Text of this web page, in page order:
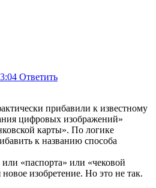
Ответить
прибавили к известному
цифровых изображений»
карты». По логике
к названию способа
или «паспорта» или «чековой
изобретение. Но это не так.